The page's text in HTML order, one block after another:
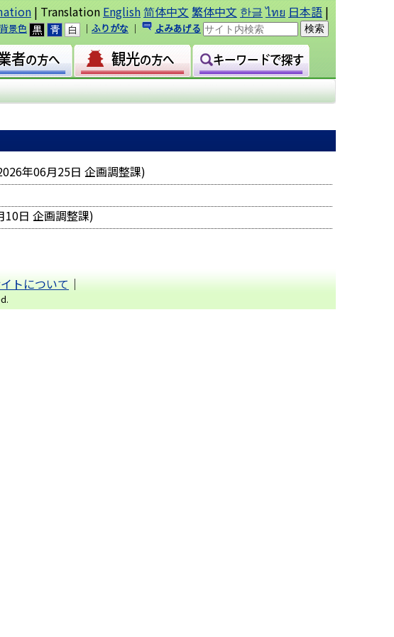
| Translation English简体中文 繁体中文 한글 ไทย 日本語 |
背景色 ｜ ふりがな ｜ よみあげる
年06月25日 企画調整課)
10日 企画調整課)
トについて｜